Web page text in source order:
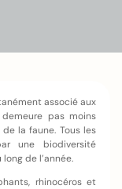
associé aux
pas moins
la faune. Tous les
une biodiversité
de l’année.
rhinocéros et